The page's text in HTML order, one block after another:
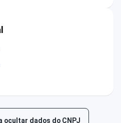
ocultar dados do CNPJ